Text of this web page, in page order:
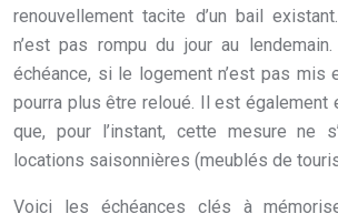
renouvellement tacite d’un bail
n’est pas rompu du jour au
échéance, si le logement n’est pas mis
pourra plus être reloué. Il est également
que, pour l’instant, cette mesure ne
locations saisonnières (meublés de
Voici les échéances clés à